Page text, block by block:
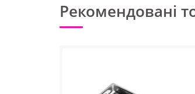
Рекомендовані